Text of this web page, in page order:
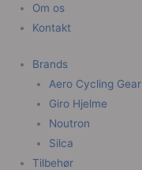
Om os
Kontakt
Brands
Aero Cycling Gear
Giro Hjelme
Noutron
Silca
Tilbehør